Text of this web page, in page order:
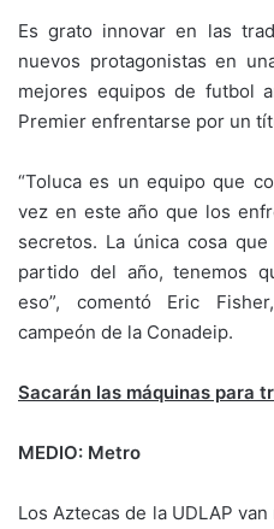
Es grato innovar en las
nuevos protagonistas en
mejores equipos de futbol
Premier enfrentarse por un
“Toluca es un equipo que
vez en este año que los
secretos. La única cosa
partido del año, tenemos
eso”, comentó Eric
campeón de la Conadeip.
Sacarán las máquinas para
MEDIO: Metro
Los Aztecas de la UDLAP